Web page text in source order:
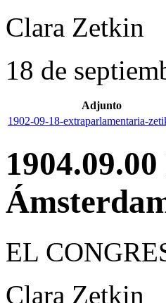
Clara Zetkin
18 de
Adjunto
1902-09-18-extraparlamentaria-
EL
Clara Zetkin